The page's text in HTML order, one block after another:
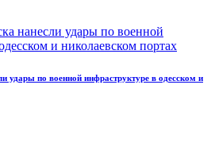
удары по военной инфраструктуре в одесском и